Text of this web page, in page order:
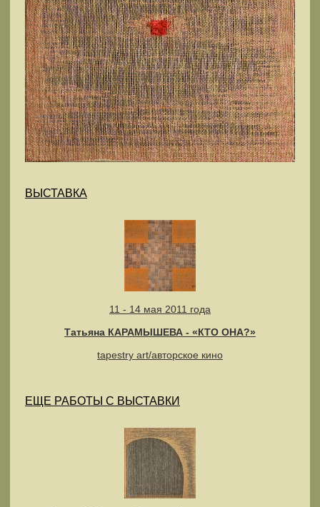
ВЫСТАВКА
11 - 14 мая 2011 года
Татьяна КАРАМЫШЕВА - «КТО ОНА?»
tapestry art/авторское кино
ЕЩЕ РАБОТЫ С ВЫСТАВКИ